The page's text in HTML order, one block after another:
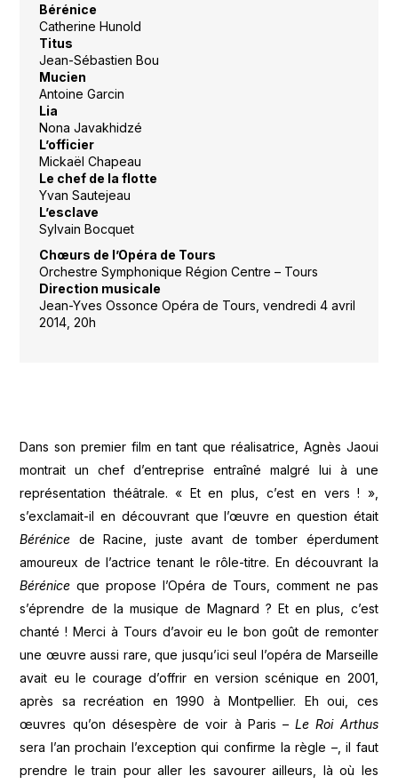
Bérénice
Catherine Hunold
Titus
Jean-Sébastien Bou
Mucien
Antoine Garcin
Lia
Nona Javakhidzé
L’officier
Mickaël Chapeau
Le chef de la flotte
Yvan Sautejeau
L’esclave
Sylvain Bocquet
Chœurs de l’Opéra de Tours
Orchestre Symphonique Région Centre – Tours
Direction musicale
Jean-Yves Ossonce Opéra de Tours, vendredi 4 avril
2014, 20h
Dans son premier film en tant que réalisatrice, Agnès Jaoui
montrait un chef d’entreprise entraîné malgré lui à une
représentation théâtrale. « Et en plus, c’est en vers ! »,
s’exclamait-il en découvrant que l’œuvre en question était
Bérénice de Racine, juste avant de tomber éperdument
amoureux de l’actrice tenant le rôle-titre. En découvrant la
Béréniceque propose l’Opéra de Tours, comment ne pas
s’éprendre de la musique de Magnard ? Et en plus, c’est
chanté ! Merci à Tours d’avoir eu le bon goût de remonter
une œuvre aussi rare, que jusqu’ici seul l’opéra de Marseille
avait eu le courage d’offrir en version scénique en 2001,
après sa recréation en 1990 à Montpellier. Eh oui, ces
œuvres qu’on désespère de voir à Paris –Le Roi Arthus
sera l’an prochain l’exception qui confirme la règle –, il faut
prendre le train pour aller les savourer ailleurs, là où les